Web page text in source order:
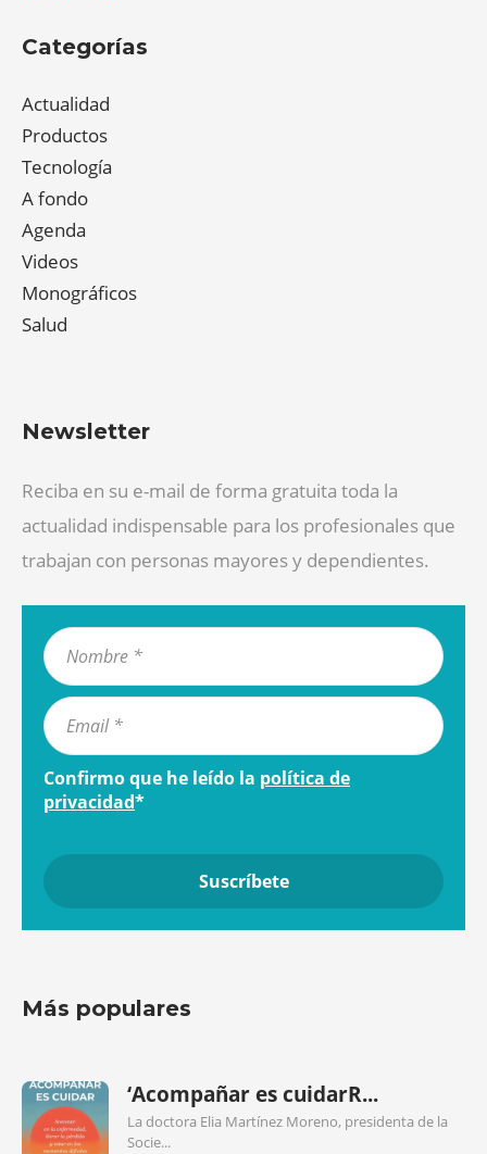
Categorías
Actualidad
Productos
Tecnología
A fondo
Agenda
Videos
Monográficos
Salud
Newsletter
Reciba en su e-mail de forma gratuita toda la
actualidad indispensable para los profesionales que
trabajan con personas mayores y dependientes.
Confirmo que he leído la política de
privacidad*
Más populares
‘Acompañar es cuidarR...
La doctora Elia Martínez Moreno, presidenta de la
Socie...